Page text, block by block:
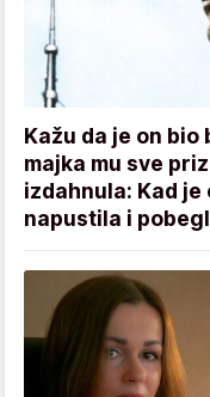
Kažu da je on
majka mu sve
izdahnula: Kad
napustila i